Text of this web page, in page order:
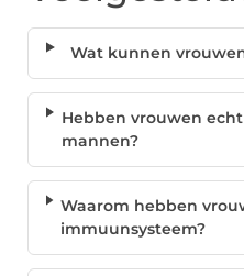
Wat kunnen
Hebben vrouwen
mannen?
Waarom hebben
immuunsysteem?